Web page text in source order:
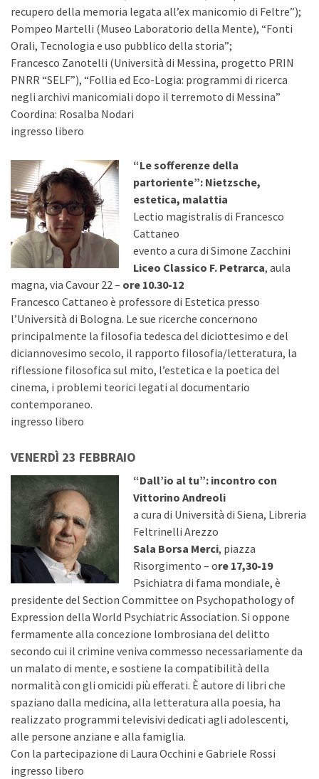
recupero della memoria legata all’ex manicomio di Feltre”);
Pompeo Martelli (Museo Laboratorio della Mente), “Fonti
Orali, Tecnologia e uso pubblico della storia”;
Francesco Zanotelli (Università di Messina, progetto PRIN
PNRR “SELF”), “Follia ed Eco-Logia: programmi di ricerca
negli archivi manicomiali dopo il terremoto di Messina”
Coordina: Rosalba Nodari
ingresso libero
“Le sofferenze della
partoriente”: Nietzsche,
estetica, malattia
Lectio magistralis di Francesco
Cattaneo
evento a cura di Simone Zacchini
Liceo Classico F. Petrarca, aula
magna, via Cavour 22 – ore 10.30-12
Francesco Cattaneo è professore di Estetica presso
l’Università di Bologna. Le sue ricerche concernono
principalmente la filosofia tedesca del diciottesimo e del
diciannovesimo secolo, il rapporto filosofia/letteratura, la
riflessione filosofica sul mito, l’estetica e la poetica del
cinema, i problemi teorici legati al documentario
contemporaneo.
ingresso libero
VENERDÌ 23 FEBBRAIO
“Dall’io al tu”: incontro con
Vittorino Andreoli
a cura di Università di Siena, Libreria
Feltrinelli Arezzo
Sala Borsa Merci, piazza
Risorgimento – ore 17,30-19
Psichiatra di fama mondiale, è
presidente del Section Committee on Psychopathology of
Expression della World Psychiatric Association. Si oppone
fermamente alla concezione lombrosiana del delitto
secondo cui il crimine veniva commesso necessariamente da
un malato di mente, e sostiene la compatibilità della
normalità con gli omicidi più efferati. È autore di libri che
spaziano dalla medicina, alla letteratura alla poesia, ha
realizzato programmi televisivi dedicati agli adolescenti,
alle persone anziane e alla famiglia.
Con la partecipazione di Laura Occhini e Gabriele Rossi
ingresso libero